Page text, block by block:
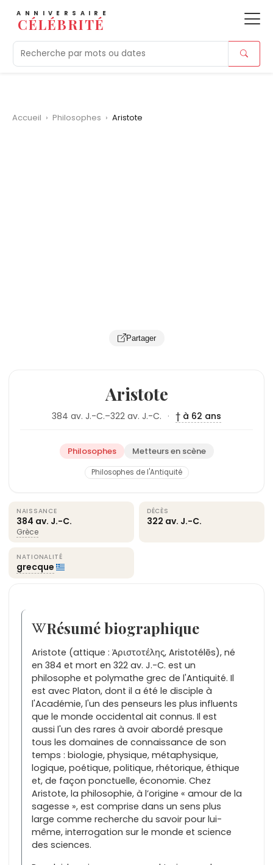
ANNIVERSAIRE
CÉLÉBRITÉ
Aujourd'hui Tendances Morts
Accueil › Philosophes › Aristote
Partager
Aristote
384 av. J.-C.–322 av. J.-C. · † à 62 ans
Philosophes Metteurs en scène
Philosophes de l'Antiquité
NAISSANCE
384 av. J.-C.
Grèce
DÉCÈS
322 av. J.-C.
NATIONALITÉ
grecque
Résumé biographique
Aristote (attique : Ἀριστοτέλης, Aristotélēs), né
en 384 et mort en 322 av. J.-C. est un
philosophe et polymathe grec de l'Antiquité. Il
est avec Platon, dont il a été le disciple à
l'Académie, l'un des penseurs les plus influents
que le monde occidental ait connus. Il est
aussi l'un des rares à avoir abordé presque
tous les domaines de connaissance de son
temps : biologie, physique, métaphysique,
logique, poétique, politique, rhétorique, éthique
et, de façon ponctuelle, économie. Chez
Aristote, la philosophie, à l’origine « amour de la
sagesse », est comprise dans un sens plus
large comme recherche du savoir pour lui-
même, interrogation sur le monde et science
des sciences.